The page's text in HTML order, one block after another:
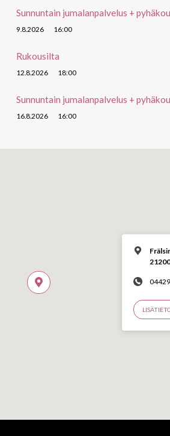
Sunnuntain jumalanpalvelus +
9.8.2026 16:00
Rukousilta
12.8.2026 18:00
Sunnuntain jumalanpalvelus +
16.8.2026 16:00